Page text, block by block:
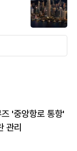
'중앙항로 통항'
관리